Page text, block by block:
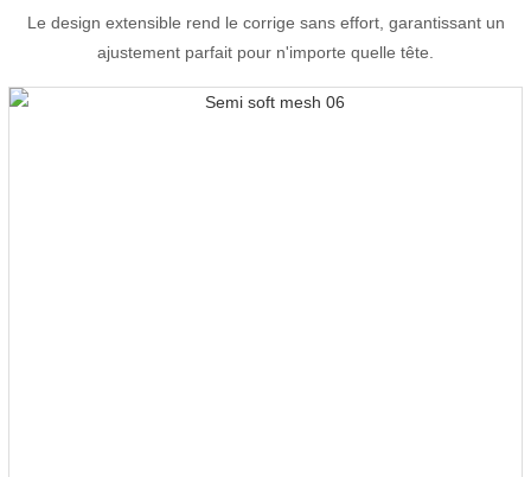
Le design extensible rend le corrige sans effort, garantissant un
ajustement parfait pour n'importe quelle tête.